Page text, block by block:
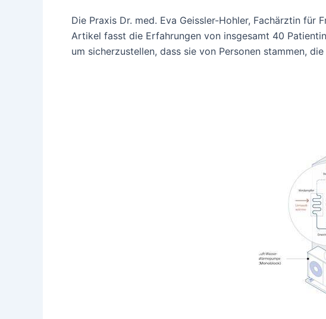
Die Praxis Dr. med. Eva Geissler-Hohler, Fachärztin
Artikel fasst die Erfahrungen von insgesamt 40
um sicherzustellen, dass sie von Personen stammen,